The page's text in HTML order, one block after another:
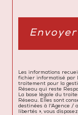
Envoyer
Les informations
fichier informatisé par
traitement pour la
Réseau qui reste
La base légale du
Réseau. Elles sont
destinées à l'Agence /
libertés », vous